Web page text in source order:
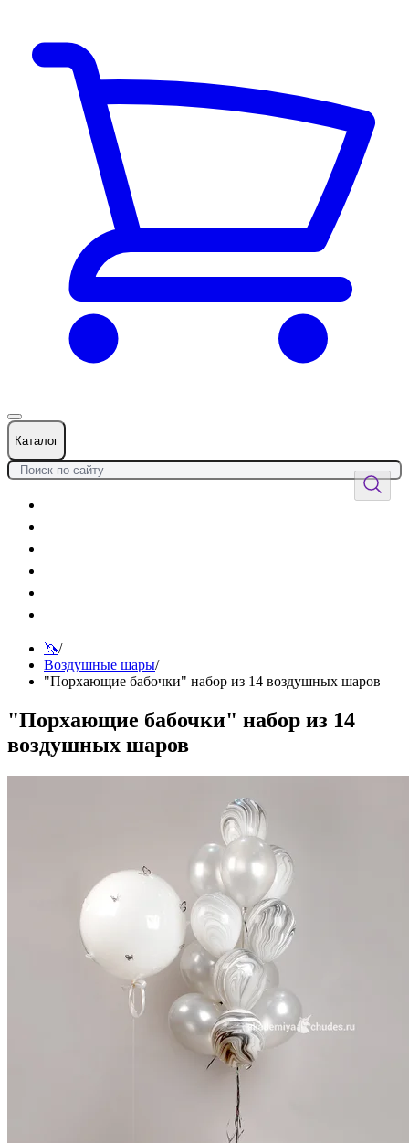
Каталог
🦄/
Воздушные шары/
"Порхающие бабочки" набор из 14 воздушных шаров
"Порхающие бабочки" набор из 14
воздушных шаров